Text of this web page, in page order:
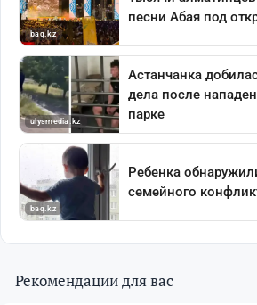
Рекомендации для вас